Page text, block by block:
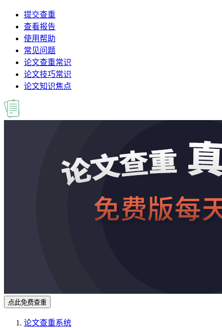
提交查重
查看报告
使用帮助
常见问题
论文查重常识
论文技巧常识
论文知识焦点
点此免费查重
论文查重系统